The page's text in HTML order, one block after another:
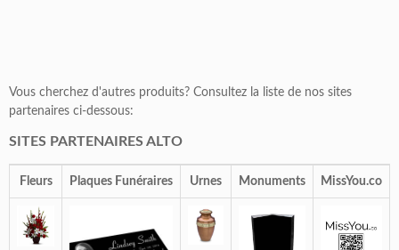
Vous cherchez d'autres produits? Consultez la liste de nos sites
partenaires ci-dessous:
SITES PARTENAIRES ALTO
Fleurs Plaques Funéraires Urnes Monuments MissYou.co